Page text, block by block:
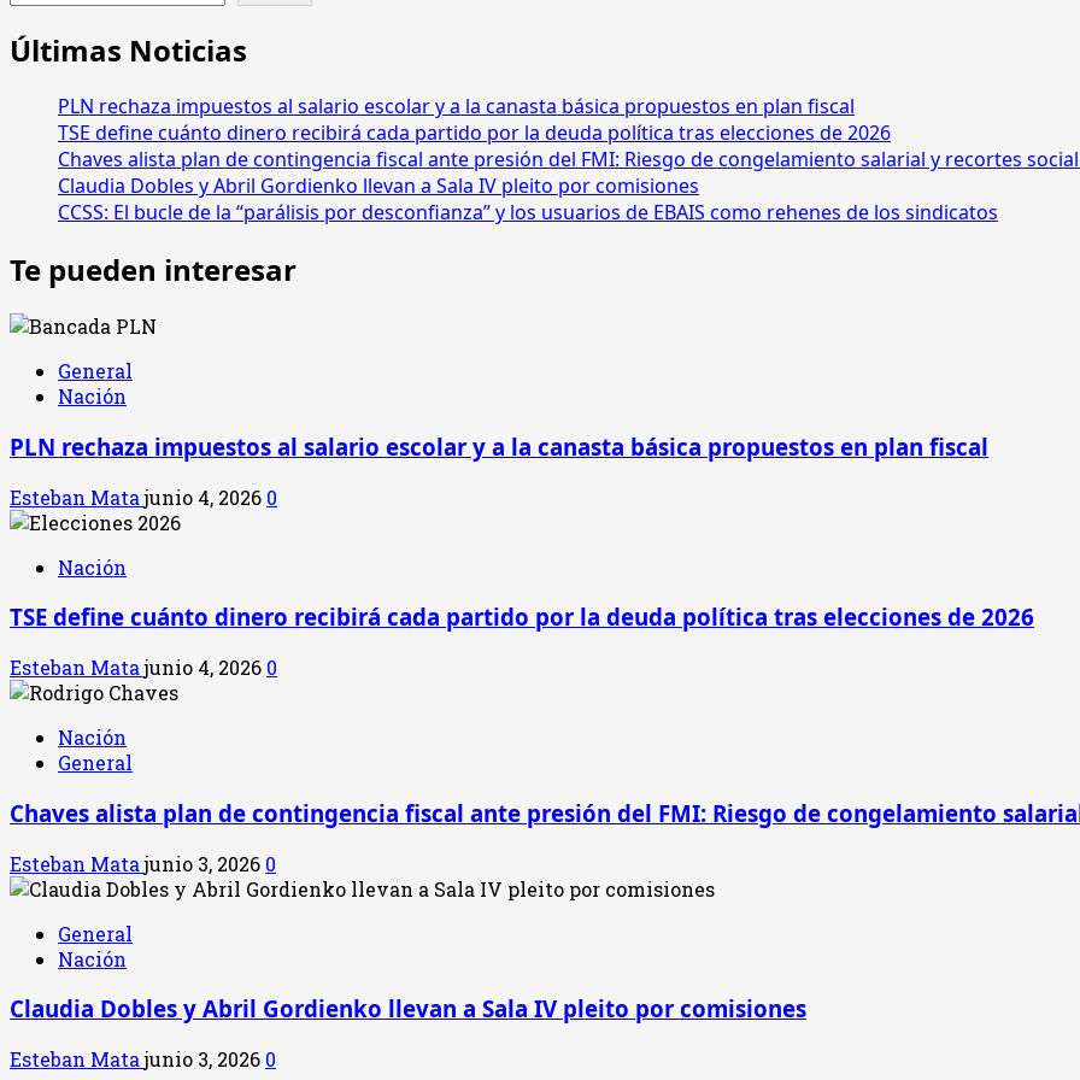
Últimas Noticias
PLN rechaza impuestos al salario escolar y a la canasta básica propuestos en plan fiscal
TSE define cuánto dinero recibirá cada partido por la deuda política tras elecciones de 2026
Chaves alista plan de contingencia fiscal ante presión del FMI: Riesgo de congelamiento salarial y recortes
Claudia Dobles y Abril Gordienko llevan a Sala IV pleito por comisiones
CCSS: El bucle de la “parálisis por desconfianza” y los usuarios de EBAIS como rehenes de los sindicatos
Te pueden interesar
General
Nación
PLN rechaza impuestos al salario escolar y a la canasta básica propuestos en plan fiscal
Esteban Matajunio 4, 2026 0
Nación
TSE define cuánto dinero recibirá cada partido por la deuda política tras elecciones de 2026
Esteban Matajunio 4, 2026 0
Nación
General
Chaves alista plan de contingencia fiscal ante presión del FMI: Riesgo de congelamiento
Esteban Matajunio 3, 2026 0
General
Nación
Claudia Dobles y Abril Gordienko llevan a Sala IV pleito por comisiones
Esteban Matajunio 3, 2026 0